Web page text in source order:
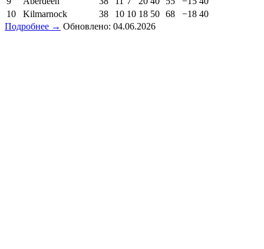
10
Kilmarnock 38 10 10 18 50 68 −18 40
Подробнее → Обновлено: 04.06.2026